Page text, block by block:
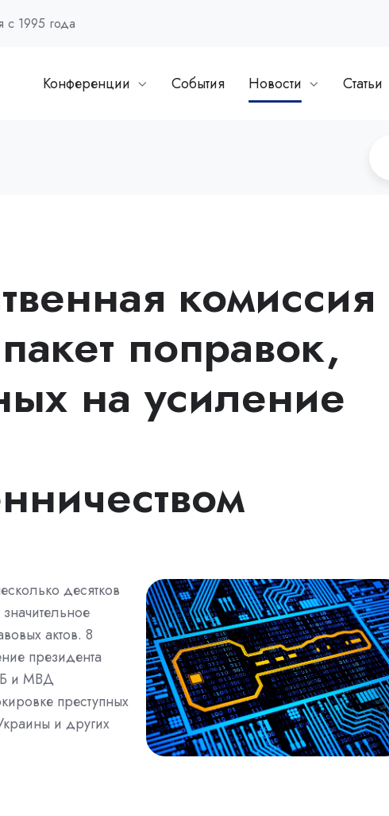
с 1995 года
Конференции События Новости Статьи
комиссия
поправок,
на усиление
десятков
актов. 8
президента
и МВД
преступных
и других